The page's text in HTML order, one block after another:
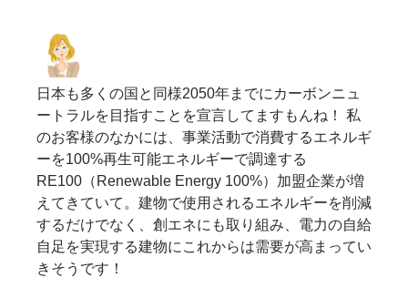
日本も多くの国と同様2050年までにカーボンニュ
ートラルを目指すことを宣言してますもんね！ 私
のお客様のなかには、事業活動で消費するエネルギ
ーを100%再生可能エネルギーで調達する
RE100（Renewable Energy 100%）加盟企業が増
えてきていて。建物で使用されるエネルギーを削減
するだけでなく、創エネにも取り組み、電力の自給
自足を実現する建物にこれからは需要が高まってい
きそうです！